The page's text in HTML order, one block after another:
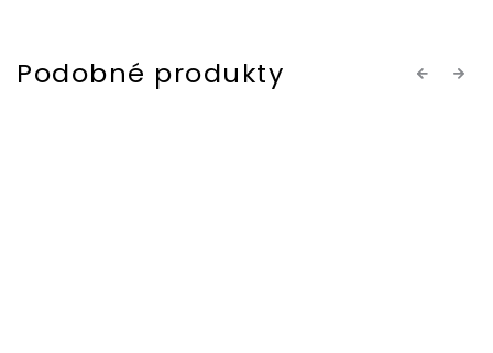
Previous
Next